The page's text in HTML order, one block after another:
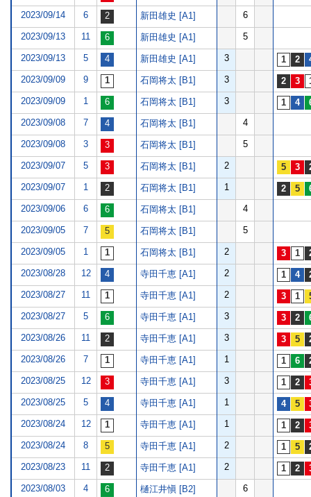
2023/09/14 6 新田雄史 [A1] 6
2023/09/13 11 新田雄史 [A1] 5
2023/09/13 5 新田雄史 [A1] 3
2023/09/09 9 石岡将太 [B1] 3
2023/09/09 1 石岡将太 [B1] 3
2023/09/08 7 石岡将太 [B1] 4
2023/09/08 3 石岡将太 [B1] 5
2023/09/07 5 石岡将太 [B1] 2
2023/09/07 1 石岡将太 [B1] 1
2023/09/06 6 石岡将太 [B1] 4
2023/09/05 7 石岡将太 [B1] 5
2023/09/05 1 石岡将太 [B1] 2
2023/08/28 12 寺田千恵 [A1] 2
2023/08/27 11 寺田千恵 [A1] 2
2023/08/27 5 寺田千恵 [A1] 3
2023/08/26 11 寺田千恵 [A1] 3
2023/08/26 7 寺田千恵 [A1] 1
2023/08/25 12 寺田千恵 [A1] 3
2023/08/25 5 寺田千恵 [A1] 1
2023/08/24 12 寺田千恵 [A1] 1
2023/08/24 8 寺田千恵 [A1] 2
2023/08/23 11 寺田千恵 [A1] 2
2023/08/03 4 樋江井愼 [B2] 6